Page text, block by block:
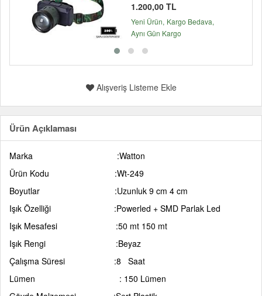
1.200,00 TL
Yeni Ürün Kargo Bedava
Aynı Gün Kargo
Alışveriş Listeme Ekle
Ürün Açıklaması
Marka :Watton
Ürün Kodu :Wt-249
Boyutlar :Uzunluk 9 cm 4 cm
Işık Özelliği :Powerled + SMD Parlak Led
Işık Mesafesi :50 mt 150 mt
Işık Rengi :Beyaz
Çalışma Süresi :8 Saat
Lümen : 150 Lümen